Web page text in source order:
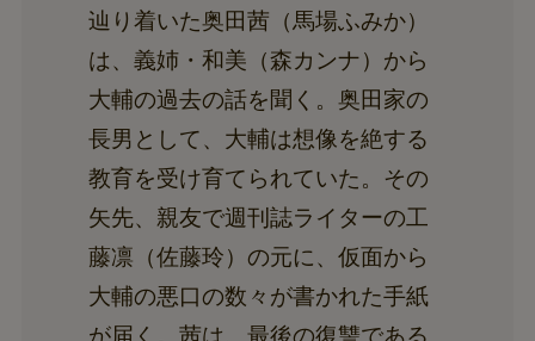
辿り着いた奥田茜（馬場ふみか）
は、義姉・和美（森カンナ）から
大輔の過去の話を聞く。奥田家の
長男として、大輔は想像を絶する
教育を受け育てられていた。その
矢先、親友で週刊誌ライターの工
藤凛（佐藤玲）の元に、仮面から
大輔の悪口の数々が書かれた手紙
が届く。茜は、最後の復讐である